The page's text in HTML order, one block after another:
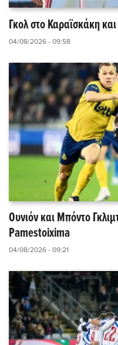
Γκολ στο Καραϊσκάκη
04/08/2026 - 09:58
Ουνιόν και Μπόντο
Pamestoixima
04/08/2026 - 09:21